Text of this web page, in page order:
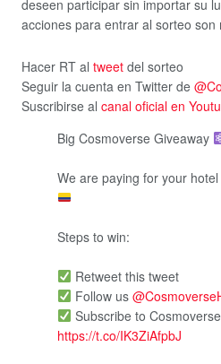
deseen participar sin importar su
acciones para entrar al sorteo son
Hacer RT al tweet del sorteo
Seguir la cuenta en Twitter de
Suscribirse al canal oficial en
Big Cosmoverse Giveaway
We are paying for your
Steps to win:
Retweet this tweet
Follow us
Subscribe to
https://t.co/IK3ZiAfpbJ